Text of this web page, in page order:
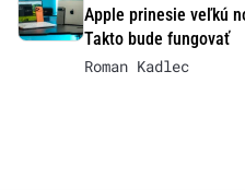
Apple prinesie veľkú
Takto bude fungovať
Roman Kadlec